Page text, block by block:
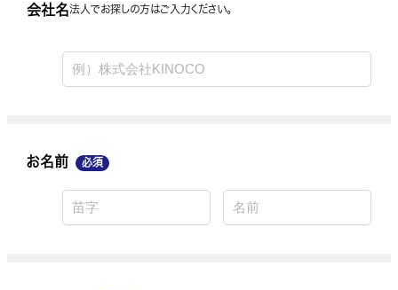
会社名法人でお探しの方はご入力ください。
お名前 必須
お電話番号